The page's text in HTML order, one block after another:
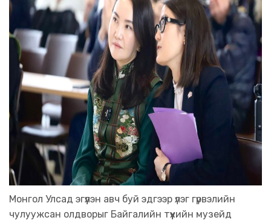
Монгол Улсад эгүүлэн авч буй эдгээр үлэг гүрвэлийн
чулуужсан олдворыг Байгалийн түүхийн музейд